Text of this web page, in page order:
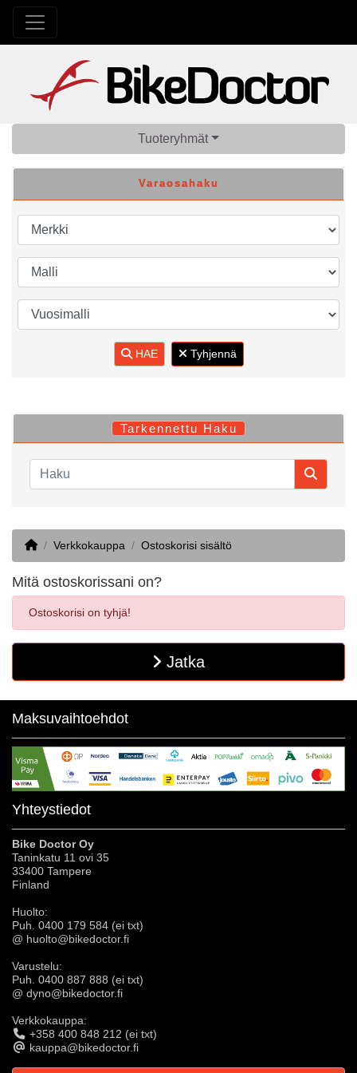
Tuoteryhmät
Varaosahaku
HAE Tyhjennä
Tarkennettu Haku
HomeVerkkokauppa Ostoskorisi sisältö
Mitä ostoskorissani on?
Ostoskorisi on tyhjä!
Jatka
Maksuvaihtoehdot
Yhteystiedot
Bike Doctor Oy
Taninkatu 11 ovi 35
33400 Tampere
Finland
Huolto:
Puh. 0400 179 584 (ei txt)
@ huolto@bikedoctor.fi
Varustelu:
Puh. 0400 887 888 (ei txt)
@ dyno@bikedoctor.fi
Verkkokauppa:
+358 400 848 212 (ei txt)
kauppa@bikedoctor.fi